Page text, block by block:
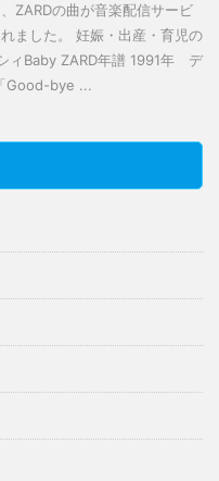
ZARDの曲が音楽配信サービ
ました。 妊娠・出産・育児の
ィBaby ZARD年譜 1991年 デ
Good-bye ...